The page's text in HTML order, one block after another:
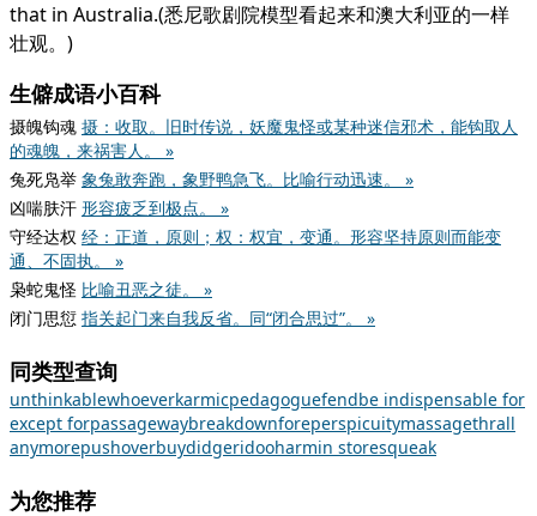
that in Australia.(悉尼歌剧院模型看起来和澳大利亚的一样
壮观。)
生僻成语小百科
摄魄钩魂 摄：收取。旧时传说，妖魔鬼怪或某种迷信邪术，能钩取人
的魂魄，来祸害人。 »
兔死凫举 象兔敢奔跑，象野鸭急飞。比喻行动迅速。 »
凶喘肤汗 形容疲乏到极点。 »
守经达权 经：正道，原则；权：权宜，变通。形容坚持原则而能变
通、不固执。 »
枭蛇鬼怪 比喻丑恶之徒。 »
闭门思愆 指关起门来自我反省。同“闭合思过”。 »
同类型查询
unthinkablewhoeverkarmicpedagoguefendbe indispensable for
except forpassagewaybreakdownforeperspicuitymassagethrall
anymorepushoverbuydidgeridooharmin storesqueak
为您推荐